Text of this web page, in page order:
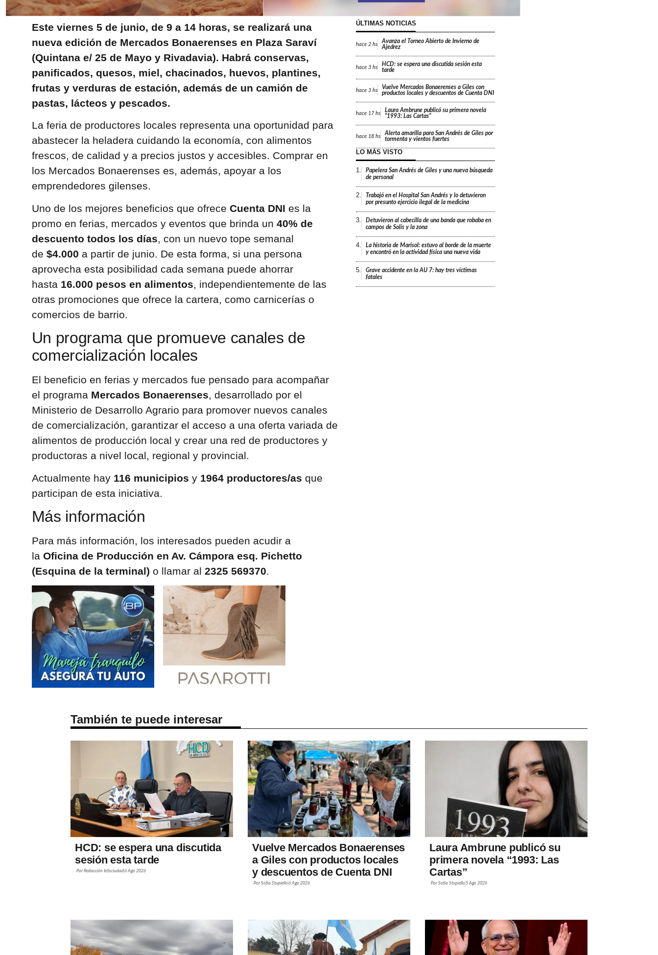
Este viernes 5 de junio, de 9 a 14 horas, se realizará una
nueva edición de Mercados Bonaerenses en Plaza Saraví
(Quintana e/ 25 de Mayo y Rivadavia). Habrá conservas,
panificados, quesos, miel, chacinados, huevos, plantines,
frutas y verduras de estación, además de un camión de
pastas, lácteos y pescados.
La feria de productores locales representa una oportunidad para
abastecer la heladera cuidando la economía, con alimentos
frescos, de calidad y a precios justos y accesibles. Comprar en
los Mercados Bonaerenses es, además, apoyar a los
emprendedores gilenses.
Uno de los mejores beneficios que ofrece Cuenta DNI es la
promo en ferias, mercados y eventos que brinda un 40% de
descuento todos los días, con un nuevo tope semanal
de $4.000 a partir de junio. De esta forma, si una persona
aprovecha esta posibilidad cada semana puede ahorrar
hasta 16.000 pesos en alimentos, independientemente de las
otras promociones que ofrece la cartera, como carnicerías o
comercios de barrio.
Un programa que promueve canales de
comercialización locales
El beneficio en ferias y mercados fue pensado para acompañar
el programa Mercados Bonaerenses, desarrollado por el
Ministerio de Desarrollo Agrario para promover nuevos canales
de comercialización, garantizar el acceso a una oferta variada de
alimentos de producción local y crear una red de productores y
productoras a nivel local, regional y provincial.
Actualmente hay 116 municipios y 1964 productores/as que
participan de esta iniciativa.
Más información
Para más información, los interesados pueden acudir a
la Oficina de Producción en Av. Cámpora esq. Pichetto
(Esquina de la terminal) o llamar al 2325 569370.
ÚLTIMAS NOTICIAS
hace 2 hs
Avanza el Torneo Abierto de Invierno de
Ajedrez
hace 3 hs
HCD: se espera una discutida sesión esta
tarde
hace 3 hs
Vuelve Mercados Bonaerenses a Giles con
productos locales y descuentos de Cuenta DNI
hace 17 hs
Laura Ambrune publicó su primera novela
“1993: Las Cartas”
hace 18 hs
Alerta amarilla para San Andrés de Giles por
tormenta y vientos fuertes
LO MÁS VISTO
1.
Papelera San Andrés de Giles y una nueva búsqueda
de personal
2.
Trabajó en el Hospital San Andrés y lo detuvieron
por presunto ejercicio ilegal de la medicina
3.
Detuvieron al cabecilla de una banda que robaba en
campos de Solís y la zona
4.
La historia de Marisol: estuvo al borde de la muerte
y encontró en la actividad física una nueva vida
5.
Grave accidente en la AU 7: hay tres víctimas
fatales
También te puede interesar
HCD: se espera una discutida
sesión esta tarde
Por Redacción Infociudad6 Ago 2026
Vuelve Mercados Bonaerenses
a Giles con productos locales
y descuentos de Cuenta DNI
Por Sofía Stupiello6 Ago 2026
Laura Ambrune publicó su
primera novela “1993: Las
Cartas”
Por Sofía Stupiello 5 Ago 2026